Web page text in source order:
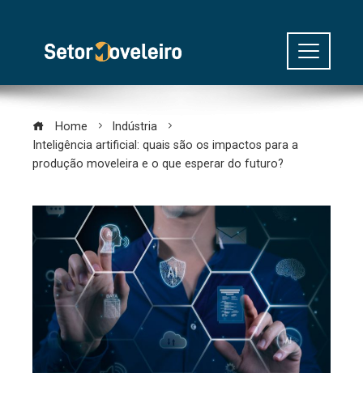
Home
Indústria
Inteligência artificial: quais são os impactos para a
produção moveleira e o que esperar do futuro?